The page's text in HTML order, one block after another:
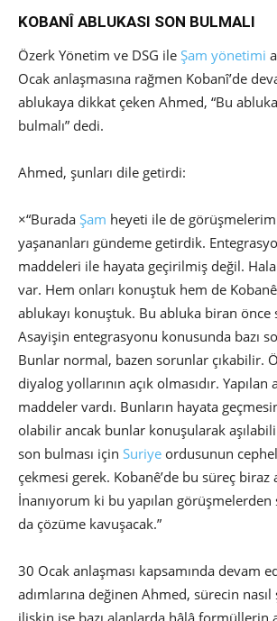
KOBANÎ ABLUKASI SON BULMALI
Özerk Yönetim ve DSG ile Şam yönetimi
Ocak anlaşmasına rağmen Kobanî’de
ablukaya dikkat çeken Ahmed, “Bu
bulmalı” dedi.
Ahmed, şunları dile getirdi:
×“Burada Şam heyeti ile de
yaşananları gündeme getirdik.
maddeleri ile hayata geçirilmiş değil.
var. Hem onları konuştuk hem de
ablukayı konuştuk. Bu abluka biran önce
Asayişin entegrasyonu konusunda bazı
Bunlar normal, bazen sorunlar çıkabilir.
diyalog yollarının açık olmasıdır.
maddeler vardı. Bunların hayata
olabilir ancak bunlar konuşularak
son bulması için Suriye ordusunun
çekmesi gerek. Kobanê’de bu süreç biraz
İnanıyorum ki bu yapılan
da çözüme kavuşacak.”
30 Ocak anlaşması kapsamında devam
adımlarına değinen Ahmed, sürecin